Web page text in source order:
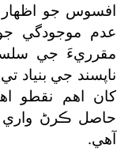
افسوس جو
عدم موجودگي
مقرريءَ جي
ناپسند جي
کان اهم نقطو
حاصل ڪرڻ واري
آهي.